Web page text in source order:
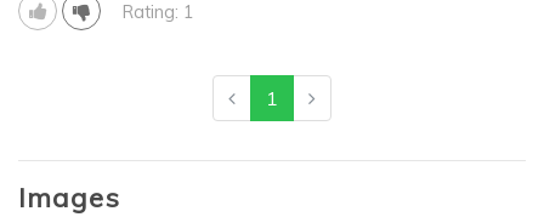
Rating: 1
1
Images